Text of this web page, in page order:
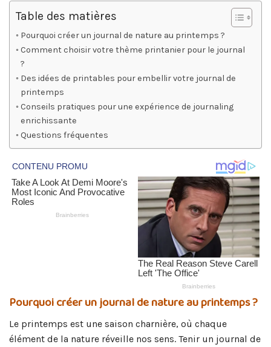
Table des matières
Pourquoi créer un journal de nature au printemps ?
Comment choisir votre thème printanier pour le journal
?
Des idées de printables pour embellir votre journal de
printemps
Conseils pratiques pour une expérience de journaling
enrichissante
Questions fréquentes
Pourquoi créer un journal de nature au printemps ?
Le printemps est une saison charnière, où chaque
élément de la nature réveille nos sens. Tenir un journal de